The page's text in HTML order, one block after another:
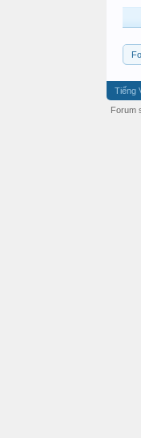
Tiếng
Forum